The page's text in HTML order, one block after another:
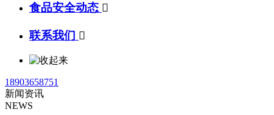
食品安全动态 
联系我们 
18903658751
新闻资讯
NEWS